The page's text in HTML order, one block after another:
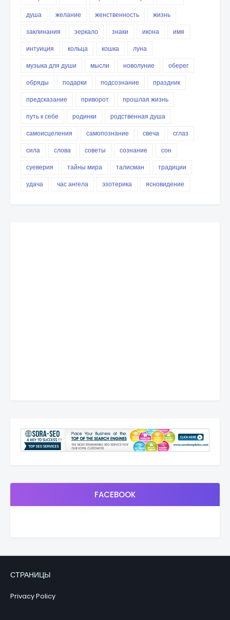
душа
желание женственность
жизнь
заклинания
зеркало знаки икона
имя
интуиция
кольца кошка
луна
музыка для души
мысли новолуние
оберег
обряды
подарки подсознание
праздник
предсказание
приворот
прошлая жизнь
путь к себе
родинки
родственная душа
самоисцеления
самопознание свеча
сглаз
сила
слова советы сознание
сон
суеверия
тайны мира талисман
традиции
удача
час ангела эзотерика ясновидение
FACEBOOK
СТРАНИЦЫ
Privacy Policy